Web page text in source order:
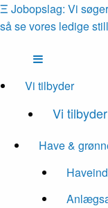
Ξ Jobopslag: Vi
så se vores ledige
Vi tilbyder
Vi tilbyder
Have &